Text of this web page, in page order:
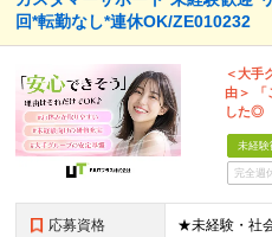
回*転勤なし*連休OK/ZE010232
＜大手
由＞ 「
した◎
未経験
完全週
応募資格